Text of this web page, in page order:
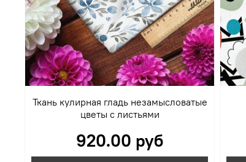
Ткань кулирная гладь незамысловатые
цветы с листьями
920.00 руб